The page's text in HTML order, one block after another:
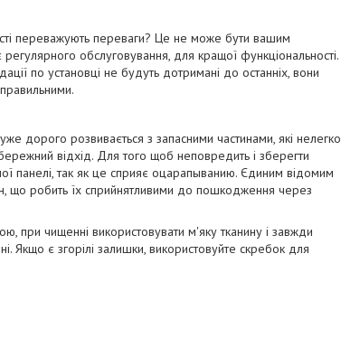
переважують переваги? Це не може бути вашим
обслуговування, для кращої функціональності.
по установці не будуть дотримані до останніх, вони
дорого розвивається з запасними частинами, які нелегко
відхід. Для того щоб неповредить і зберегти
панелі, так як це сприяє оцарапыванию. Єдиним відомим
що робить їх сприйнятливими до пошкодження через
при чищенні використовувати м'яку тканину і завжди
Якщо є згорілі залишки, використовуйте скребок для